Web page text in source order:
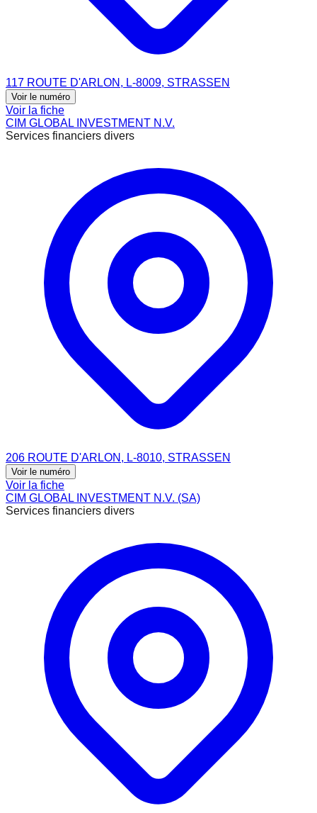
117 ROUTE D'ARLON, L-8009, STRASSEN
Voir le numéro
Voir la fiche
CIM GLOBAL INVESTMENT N.V.
Services financiers divers
206 ROUTE D'ARLON, L-8010, STRASSEN
Voir le numéro
Voir la fiche
CIM GLOBAL INVESTMENT N.V. (SA)
Services financiers divers